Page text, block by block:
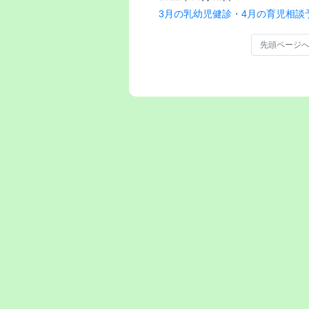
3月の乳幼児健診・4月の育児相談
先頭ページへ